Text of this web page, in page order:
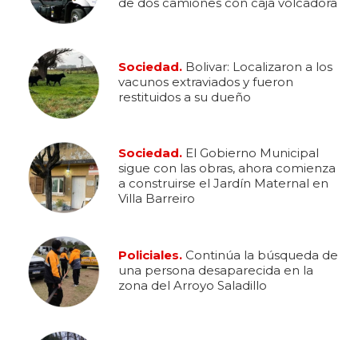
Sociedad. Bolivar: Localizaron a los
vacunos extraviados y fueron
restituidos a su dueño
Sociedad. El Gobierno Municipal
sigue con las obras, ahora comienza
a construirse el Jardín Maternal en
Villa Barreiro
Policiales. Continúa la búsqueda de
una persona desaparecida en la
zona del Arroyo Saladillo